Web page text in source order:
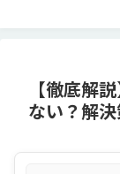
【徹底解
ない？解